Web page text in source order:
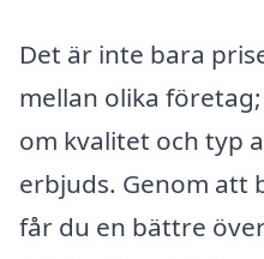
Det är inte bara
mellan olika
om kvalitet och typ
erbjuds. Genom att
får du en bättre